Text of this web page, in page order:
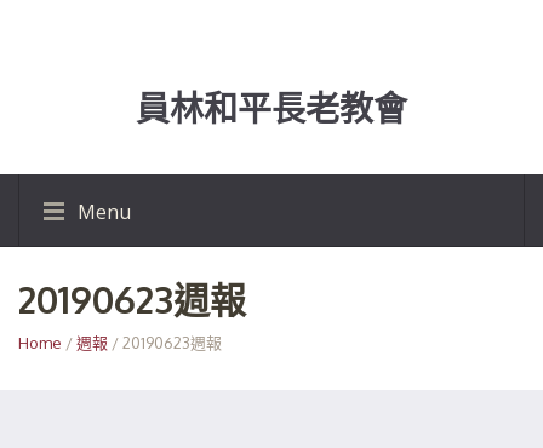
員林和平長老教會
Menu
20190623週報
Home /週報 / 20190623週報